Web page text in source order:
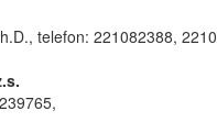
telefon: 221082388,